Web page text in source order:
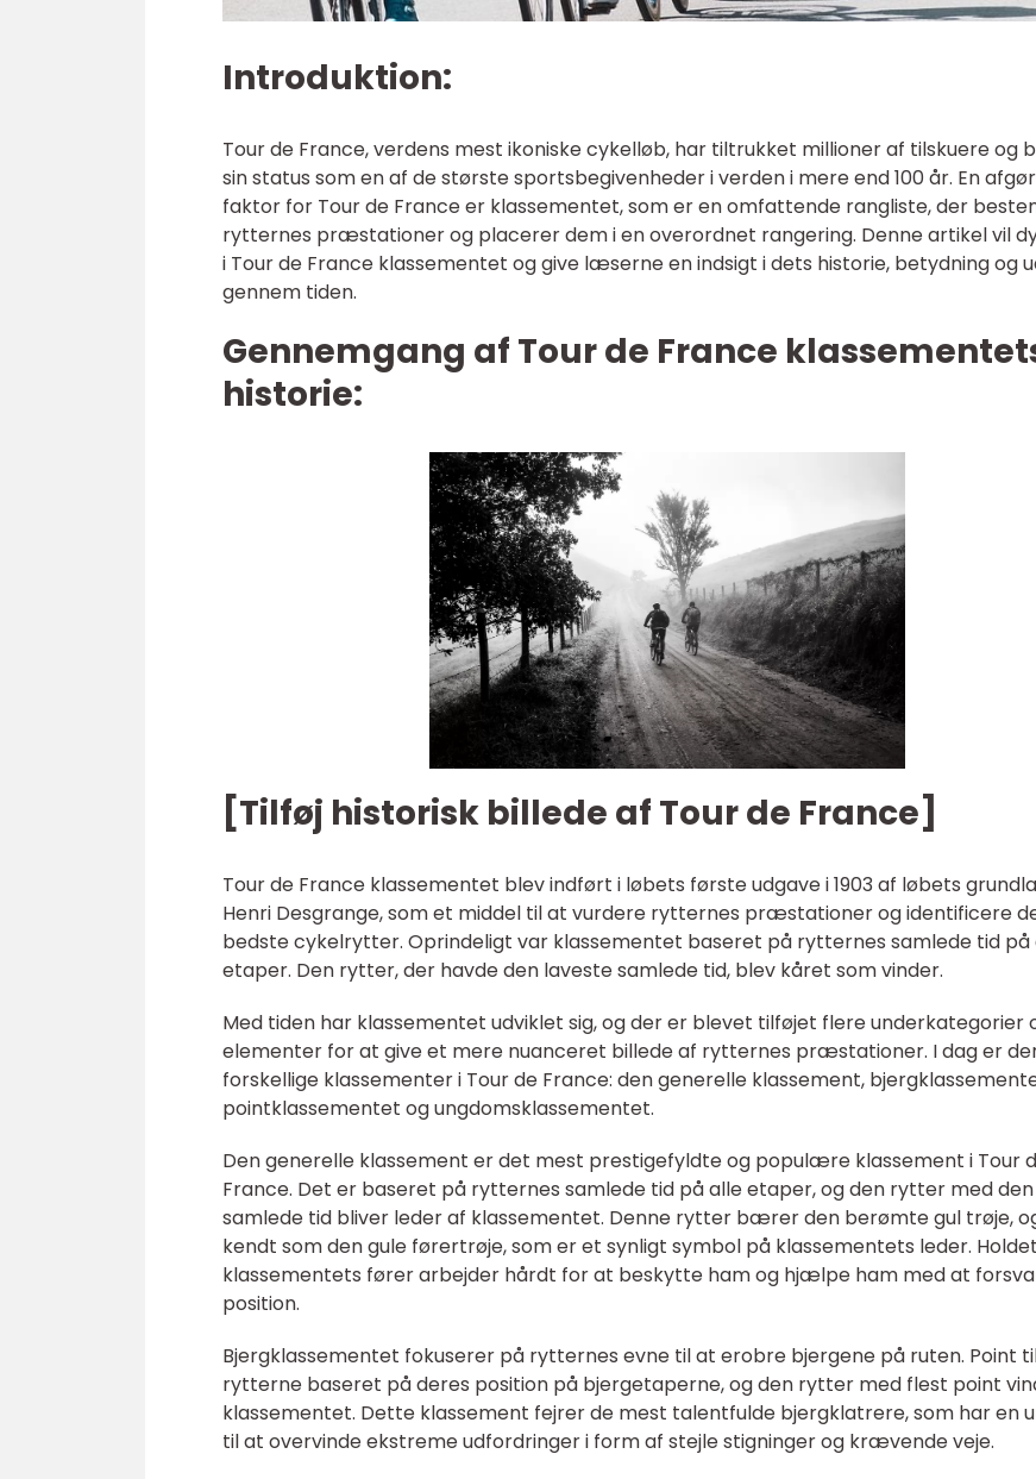
Introduktion:
Tour de France, verdens mest ikoniske cykelløb, har tiltrukket millioner af tilskuere og
sin status som en af de største sportsbegivenheder i verden i mere end 100 år. En
faktor for Tour de France er klassementet, som er en omfattende rangliste, der
rytternes præstationer og placerer dem i en overordnet rangering. Denne artikel vil
i Tour de France klassementet og give læserne en indsigt i dets historie, betydning og
gennem tiden.
Gennemgang af Tour de France
historie:
[Tilføj historisk billede af Tour de France]
Tour de France klassementet blev indført i løbets første udgave i 1903 af løbets
Henri Desgrange, som et middel til at vurdere rytternes præstationer og identificere
bedste cykelrytter. Oprindeligt var klassementet baseret på rytternes samlede tid på
etaper. Den rytter, der havde den laveste samlede tid, blev kåret som vinder.
Med tiden har klassementet udviklet sig, og der er blevet tilføjet flere underkategorier
elementer for at give et mere nuanceret billede af rytternes præstationer. I dag er
forskellige klassementer i Tour de France: den generelle klassement,
pointklassementet og ungdomsklassementet.
Den generelle klassement er det mest prestigefyldte og populære klassement i Tour
France. Det er baseret på rytternes samlede tid på alle etaper, og den rytter med
samlede tid bliver leder af klassementet. Denne rytter bærer den berømte gul trøje,
kendt som den gule førertrøje, som er et synligt symbol på klassementets leder.
klassementets fører arbejder hårdt for at beskytte ham og hjælpe ham med at
position.
Bjergklassementet fokuserer på rytternes evne til at erobre bjergene på ruten. Point
rytterne baseret på deres position på bjergetaperne, og den rytter med flest point
klassementet. Dette klassement fejrer de mest talentfulde bjergklatrere, som har en
til at overvinde ekstreme udfordringer i form af stejle stigninger og krævende veje.